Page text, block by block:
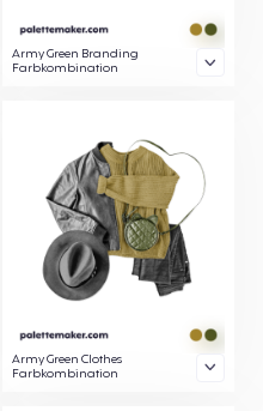
Army Green Branding
Farbkombination
Army Green Clothes
Farbkombination